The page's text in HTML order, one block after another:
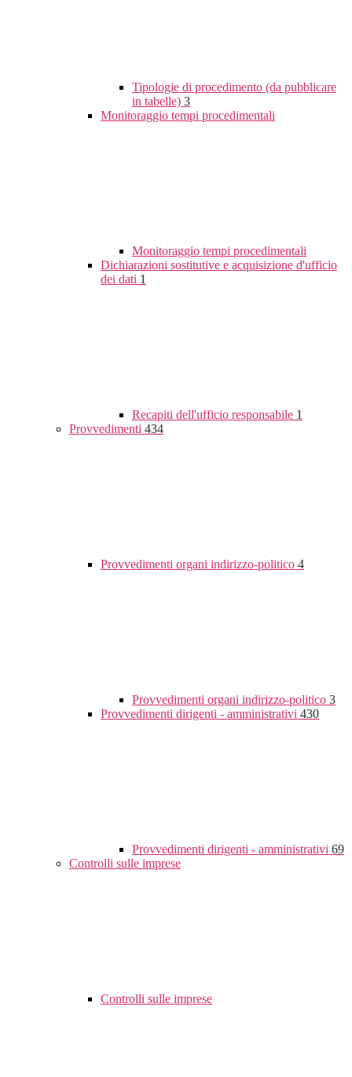
Tipologie di procedimento (da pubblicare
in tabelle) 3
Monitoraggio tempi procedimentali
Monitoraggio tempi procedimentali
Dichiarazioni sostitutive e acquisizione d'ufficio
dei dati 1
Recapiti dell'ufficio responsabile 1
Provvedimenti 434
Provvedimenti organi indirizzo-politico 4
Provvedimenti organi indirizzo-politico 3
Provvedimenti dirigenti - amministrativi 430
Provvedimenti dirigenti - amministrativi 69
Controlli sulle imprese
Controlli sulle imprese